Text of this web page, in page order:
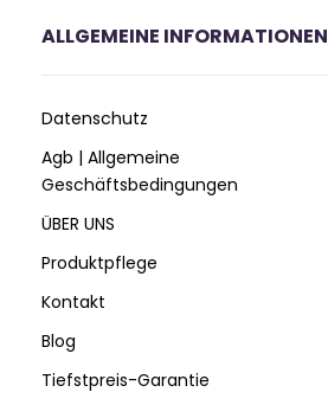
ALLGEMEINE INFORMATIONEN
Datenschutz
Agb | Allgemeine
Geschäftsbedingungen
ÜBER UNS
Produktpflege
Kontakt
Blog
Tiefstpreis-Garantie